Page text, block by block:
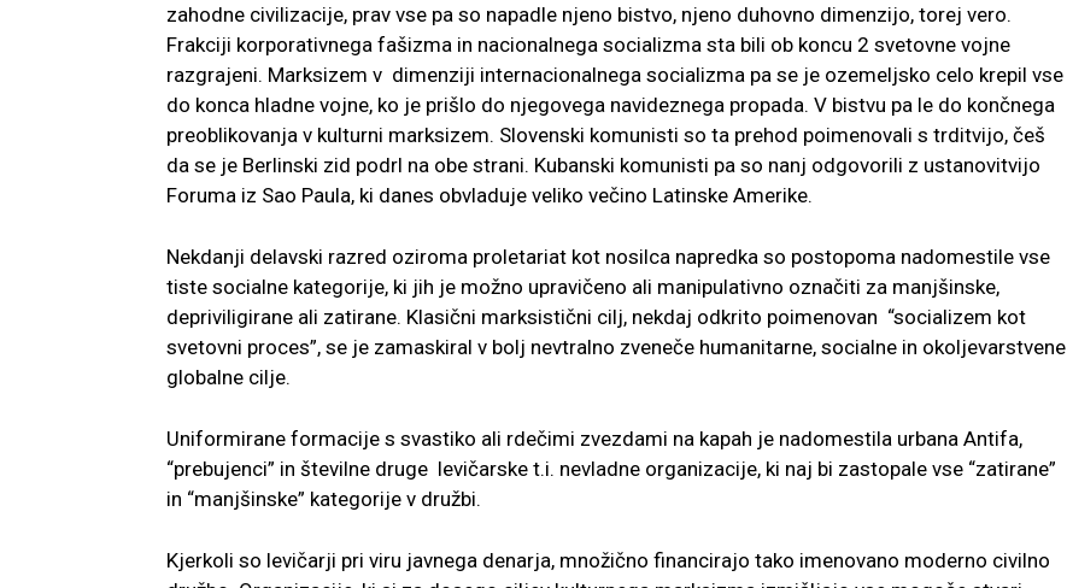
zahodne civilizacije, prav vse pa so napadle njeno bistvo, njeno duhovno dimenzijo, torej vero.
Frakciji korporativnega fašizma in nacionalnega socializma sta bili ob koncu 2 svetovne vojne
razgrajeni. Marksizem v dimenziji internacionalnega socializma pa se je ozemeljsko celo krepil vse
do konca hladne vojne, ko je prišlo do njegovega navideznega propada. V bistvu pa le do končnega
preoblikovanja v kulturni marksizem. Slovenski komunisti so ta prehod poimenovali s trditvijo, češ
da se je Berlinski zid podrl na obe strani. Kubanski komunisti pa so nanj odgovorili z ustanovitvijo
Foruma iz Sao Paula, ki danes obvladuje veliko večino Latinske Amerike.
Nekdanji delavski razred oziroma proletariat kot nosilca napredka so postopoma nadomestile vse
tiste socialne kategorije, ki jih je možno upravičeno ali manipulativno označiti za manjšinske,
depriviligirane ali zatirane. Klasični marksistični cilj, nekdaj odkrito poimenovan “socializem kot
svetovni proces”, se je zamaskiral v bolj nevtralno zveneče humanitarne, socialne in okoljevarstvene
globalne cilje.
Uniformirane formacije s svastiko ali rdečimi zvezdami na kapah je nadomestila urbana Antifa,
“prebujenci” in številne druge levičarske t.i. nevladne organizacije, ki naj bi zastopale vse “zatirane”
in “manjšinske” kategorije v družbi.
Kjerkoli so levičarji pri viru javnega denarja, množično financirajo tako imenovano moderno civilno